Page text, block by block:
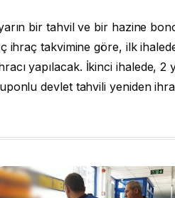
bir tahvil ve bir hazine
ihraç takvimine göre, ilk
yapılacak. İkinci ihalede, 2
devlet tahvili yeniden